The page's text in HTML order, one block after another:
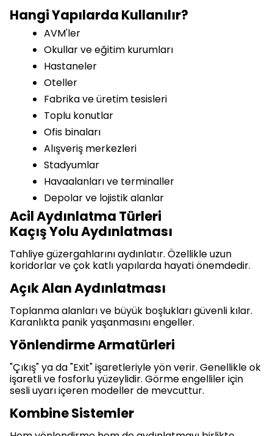
Hangi Yapılarda Kullanılır?
AVM'ler
Okullar ve eğitim kurumları
Hastaneler
Oteller
Fabrika ve üretim tesisleri
Toplu konutlar
Ofis binaları
Alışveriş merkezleri
Stadyumlar
Havaalanları ve terminaller
Depolar ve lojistik alanlar
Acil Aydınlatma Türleri
Kaçış Yolu Aydınlatması
Tahliye güzergahlarını aydınlatır. Özellikle uzun
koridorlar ve çok katlı yapılarda hayati önemdedir.
Açık Alan Aydınlatması
Toplanma alanları ve büyük boşlukları güvenli kılar.
Karanlıkta panik yaşanmasını engeller.
Yönlendirme Armatürleri
"Çıkış" ya da "Exit" işaretleriyle yön verir. Genellikle ok
işaretli ve fosforlu yüzeylidir. Görme engelliler için
sesli uyarı içeren modeller de mevcuttur.
Kombine Sistemler